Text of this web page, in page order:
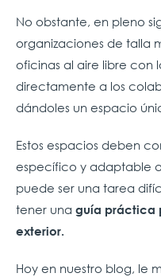
No obstante, en pleno
organizaciones de talla
oficinas al aire libre con
directamente a los
dándoles un espacio
Estos espacios deben
específico y adaptable
puede ser una tarea
tener una guía práctica
exterior.
Hoy en nuestro blog, le